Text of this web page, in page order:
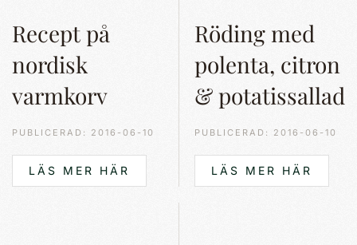
Recept på
nordisk
varmkorv
PUBLICERAD: 2016-06-10
LÄS MER HÄR
Röding med
polenta, citron
& potatissallad
PUBLICERAD: 2016-06-10
LÄS MER HÄR